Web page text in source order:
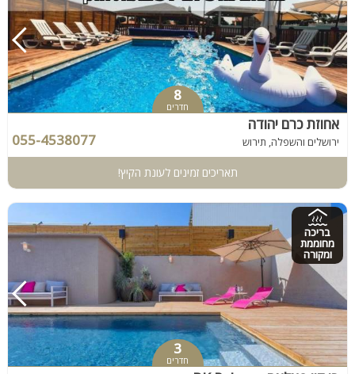
8
חדרים
אחוזת כרם יהודה
ירושלים והשפלה, תירוש 055-4538077
תאריכים זמינים לעונת הקיץ!
בריכה
מחוממת
ומקורה
3
חדרים